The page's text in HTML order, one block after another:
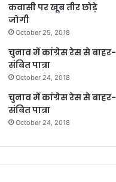
कवासी पर खूब तीर छोड़े
जोगी
October 25, 2018
चुनाव में कांग्रेस रेस से बाहर-
संबित पात्रा
October 24, 2018
चुनाव में कांग्रेस रेस से बाहर-
संबित पात्रा
October 24, 2018